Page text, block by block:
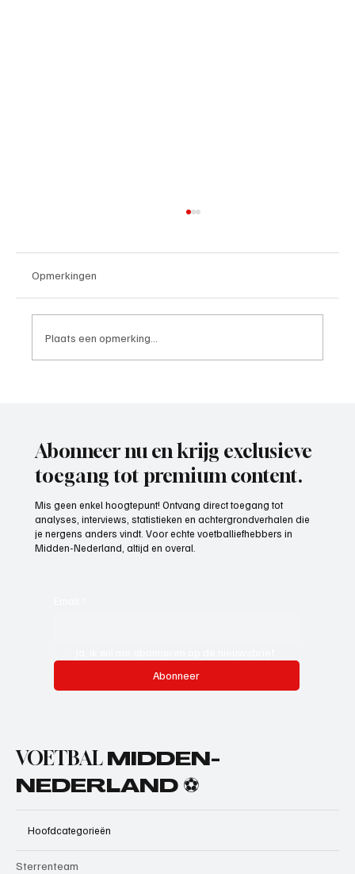
Opmerkingen
Plaats een opmerking...
Abonneer nu en krijg exclusieve
toegang tot premium content.
Mis geen enkel hoogtepunt! Ontvang direct toegang tot
analyses, interviews, statistieken en achtergrondverhalen die
je nergens anders vindt. Voor echte voetballiefhebbers in
Midden-Nederland, altijd en overal.
Abonneer
VOETBAL MIDDEN-
NEDERLAND ⚽
Hoofdcategorieën
Sterrenteam